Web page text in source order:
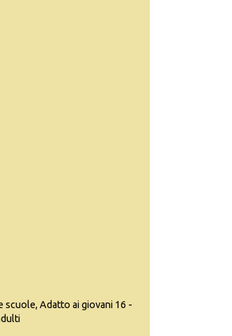
Adatto ai giovani 16 -